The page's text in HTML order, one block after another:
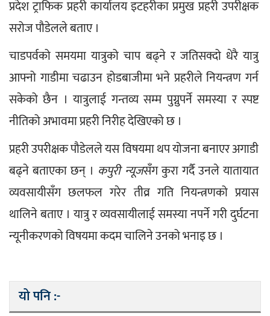
प्रदेश ट्राफिक प्रहरी कार्यालय इटहरीका प्रमुख प्रहरी उपरीक्षक
सरोज पौडेलले बताए ।
चाडपर्वको समयमा यात्रुको चाप बढ्ने र जतिसक्दो धेरै यात्रु
आफ्नो गाडीमा चढाउन होडबाजीमा भने प्रहरीले नियन्त्रण गर्न
सकेको छैन । यात्रुलाई गन्तव्य सम्म पुग्नुपर्ने समस्या र स्पष्ट
नीतिको अभावमा प्रहरी निरीह देखिएको छ ।
प्रहरी उपरीक्षक पौडेलले यस विषयमा थप योजना बनाएर अगाडी
बढ्ने बताएका छन् । कपुरी न्यूजसँग कुरा गर्दै उनले यातायात
व्यवसायीसँग छलफल गरेर तीव्र गति नियन्त्रणको प्रयास
थालिने बताए । यात्रु र व्यवसायीलाई समस्या नपर्ने गरी दुर्घटना
न्यूनीकरणको विषयमा कदम चालिने उनको भनाइ छ ।
यो पनि :-